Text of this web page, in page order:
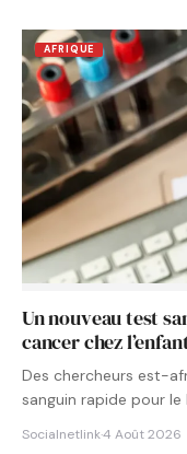
AFRIQUE
Un nouveau test
cancer chez
Des chercheurs est-
sanguin rapide pour
Socialnetlink·4 Août 2026